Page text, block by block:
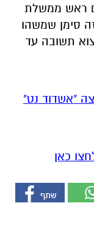
עם ראש ממשלת
סימן שמשהו
תשובה עד
"אשדוד נט"
כאן